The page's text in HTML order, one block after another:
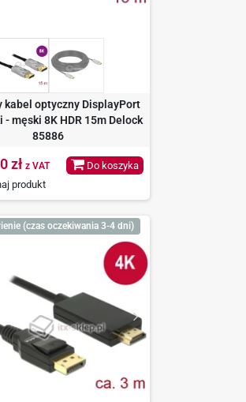
kabel optyczny DisplayPort
- męski 8K HDR 15m Delock
85886
złz VAT
produkt
Do koszyka
(czas oczekiwania 3-4 dni)